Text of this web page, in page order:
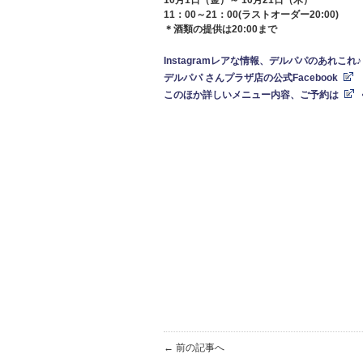
11：00～21：00(ラストオーダー20:00)
＊酒類の提供は20:00まで
Instagramレアな情報、デルパパのあれこれ♪
デルパパ さんプラザ店の公式Facebook
このほか詳しいメニュー内容、ご予約は
← 前の記事へ